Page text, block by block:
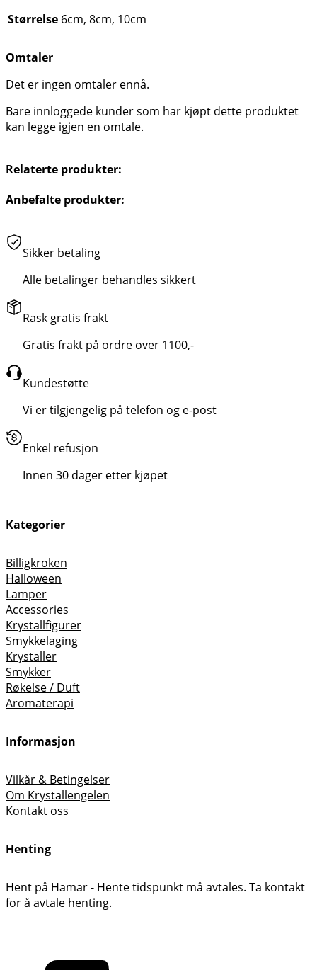
Størrelse 6cm, 8cm, 10cm
Omtaler
Det er ingen omtaler ennå.
Bare innloggede kunder som har kjøpt dette produktet
kan legge igjen en omtale.
Relaterte produkter:
Anbefalte produkter:
Sikker betaling
Alle betalinger behandles sikkert
Rask gratis frakt
Gratis frakt på ordre over 1100,-
Kundestøtte
Vi er tilgjengelig på telefon og e-post
Enkel refusjon
Innen 30 dager etter kjøpet
Kategorier
Billigkroken
Halloween
Lamper
Accessories
Krystallfigurer
Smykkelaging
Krystaller
Smykker
Røkelse / Duft
Aromaterapi
Informasjon
Vilkår & Betingelser
Om Krystallengelen
Kontakt oss
Henting
Hent på Hamar - Hente tidspunkt må avtales. Ta kontakt
for å avtale henting.